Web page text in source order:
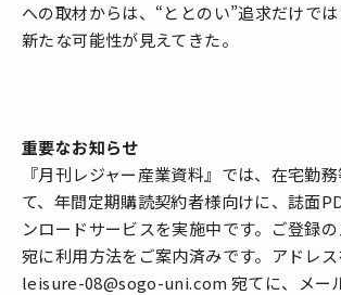
への取材からは、“ととのい”追求だけで
新たな可能性が見えてきた。
重要なお知らせ
『月刊レジャー産業資料』では、在宅勤
て、年間定期購読契約者様向けに、誌面
ンロードサービスを実施中です。ご登録
宛に利用方法をご案内済みです。アドレ
leisure-08@sogo-uni.com 宛てに、メー